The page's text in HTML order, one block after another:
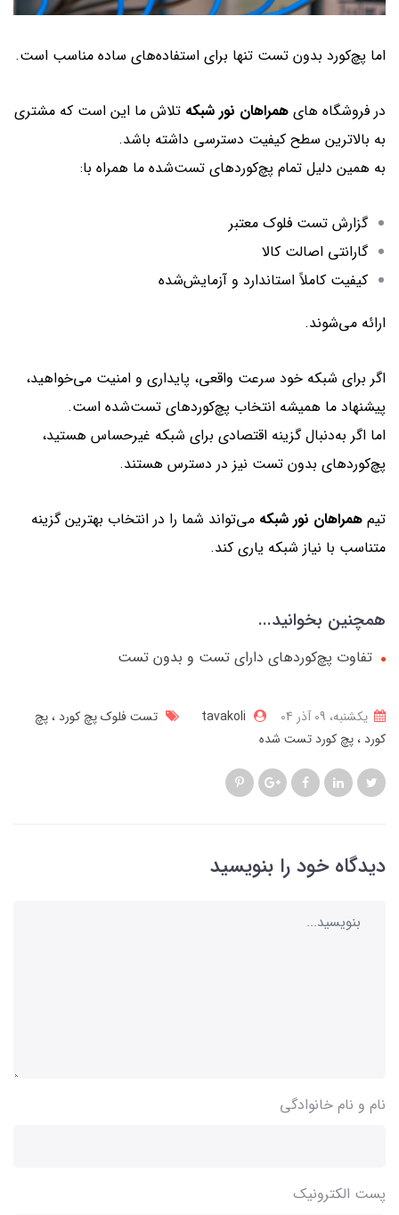
اما پچ‌کورد بدون تست تنها برای استفاده‌های ساده مناسب است.
در فروشگاه های همراهان نور شبکه تلاش ما این است که مشتری
به بالاترین سطح کیفیت دسترسی داشته باشد.
به همین دلیل تمام پچ‌کوردهای تست‌شده ما همراه با:
گزارش تست فلوک معتبر
گارانتی اصالت کالا
کیفیت کاملاً استاندارد و آزمایش‌شده
ارائه می‌شوند.
اگر برای شبکه خود سرعت واقعی، پایداری و امنیت می‌خواهید،
پیشنهاد ما همیشه انتخاب پچ‌کوردهای تست‌شده است.
اما اگر به‌دنبال گزینه اقتصادی برای شبکه غیرحساس هستید،
پچ‌کوردهای بدون تست نیز در دسترس هستند.
تیم همراهان نور شبکه می‌تواند شما را در انتخاب بهترین گزینه
متناسب با نیاز شبکه یاری کند.
همچنین بخوانید...
تفاوت پچ‌کوردهای دارای تست و بدون تست
یکشنبه، 09 آذر 04 tavakoli تست فلوک پچ کورد پچ
کورد پچ کورد تست شده
دیدگاه خود را بنویسید
نام و نام خانوادگی
پست الکترونیک